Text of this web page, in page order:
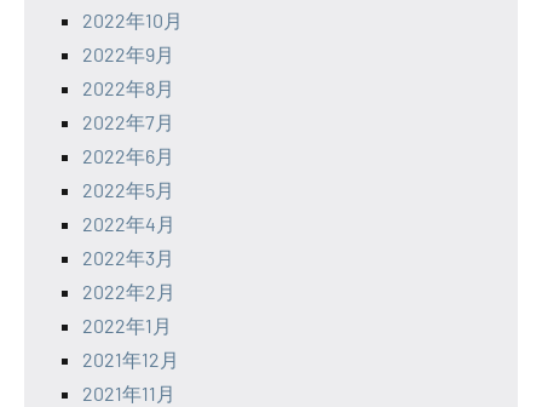
2022年10月
2022年9月
2022年8月
2022年7月
2022年6月
2022年5月
2022年4月
2022年3月
2022年2月
2022年1月
2021年12月
2021年11月